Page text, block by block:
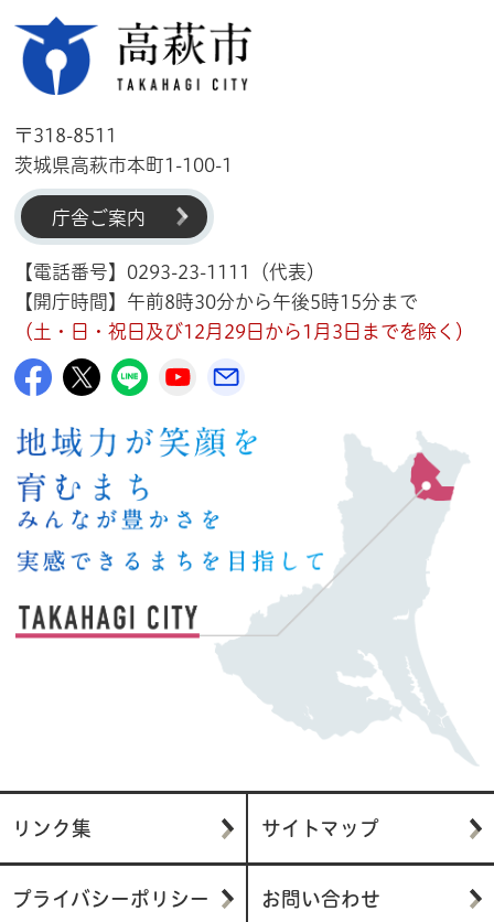
〒318-8511
茨城県高萩市本町1-100-1
庁舎ご案内
【電話番号】0293-23-1111（代表）
【開庁時間】午前8時30分から午後5時15分まで
（土・日・祝日及び12月29日から1月3日までを除く）
高萩市公式Facebook
高萩市公式X
高萩市公式LINE
高萩市YouTube公式チャンネル
リンク集 サイトマップ
プライバシーポリシー お問い合わせ